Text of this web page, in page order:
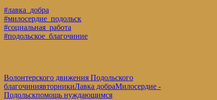
#лавка_добра
#милосердие_подольск
#социальная_работа
#подольское_благочиние
Волонтерского движения Подольского
благочиниявторникиЛавка добраМилосердие -
Подольскпомощь нуждающимся